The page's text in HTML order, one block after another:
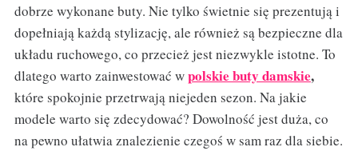
dobrze wykonane buty. Nie tylko świetnie się prezentują i
dopełniają każdą stylizację, ale również są bezpieczne dla
układu ruchowego, co przecież jest niezwykle istotne. To
dlatego warto zainwestować wpolskie buty damskie,
które spokojnie przetrwają niejeden sezon. Na jakie
modele warto się zdecydować? Dowolność jest duża, co
na pewno ułatwia znalezienie czegoś w sam raz dla siebie.